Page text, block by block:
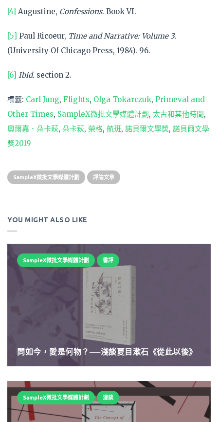
[4] Augustine, Confessions. Book VI.
[5] Paul Ricoeur, Time and Narrative: Volume 3.
(University Of Chicago Press, 1984). 96.
[6] Ibid. section 2.
標籤: Carl Jung, Flights, Olga Tokarczuk, Primeval and
Other Times, SampleX微批文學媒體計劃, 太古和其他時間,
奧爾嘉．朵卡萩, 朵卡萩, 榮格, 航班, 諾貝爾文學獎, 諾貝爾文學
獎2019
SampleX微批文學媒體計劃 評論文章
YOU MIGHT ALSO LIKE
SampleX微批文學媒體計劃 書評
問如今，愛是何物？──淺談夏目漱石《從此以後》
SampleX微批文學媒體計劃 漫談